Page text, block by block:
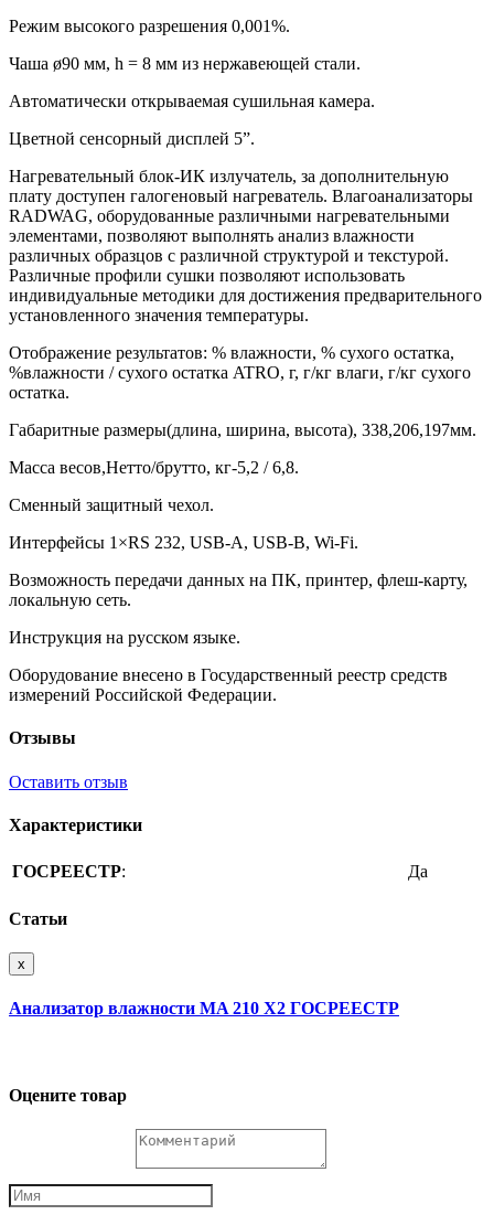
Режим высокого разрешения 0,001%.
Чаша ø90 мм, h = 8 мм из нержавеющей стали.
Автоматически открываемая сушильная камера.
Цветной сенсорный дисплей 5”.
Нагревательный блок-ИК излучатель, за дополнительную
плату доступен галогеновый нагреватель. Влагоанализаторы
RADWAG, оборудованные различными нагревательными
элементами, позволяют выполнять анализ влажности
различных образцов с различной структурой и текстурой.
Различные профили сушки позволяют использовать
индивидуальные методики для достижения предварительного
установленного значения температуры.
Отображение результатов: % влажности, % сухого остатка,
%влажности / сухого остатка ATRO, г, г/кг влаги, г/кг сухого
остатка.
Габаритные размеры(длина, ширина, высота), 338,206,197мм.
Масса весов,Нетто/брутто, кг-5,2 / 6,8.
Сменный защитный чехол.
Интерфейсы 1×RS 232, USB-A, USB-B, Wi-Fi.
Возможность передачи данных на ПК, принтер, флеш-карту,
локальную сеть.
Инструкция на русском языке.
Оборудование внесено в Государственный реестр средств
измерений Российской Федерации.
Отзывы
Оставить отзыв
Характеристики
ГОСРЕЕСТР: Да
Статьи
x
Анализатор влажности MA 210 X2 ГОСРЕЕСТР
Оцените товар